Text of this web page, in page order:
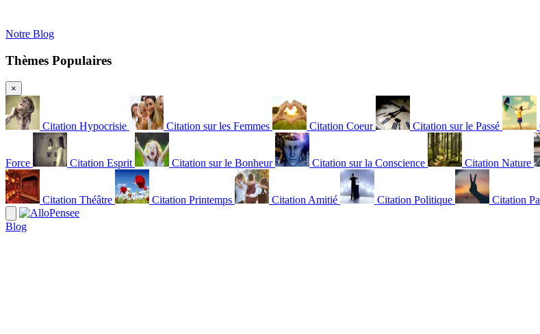
Notre Blog
Thèmes Populaires
×
Citation Hypocrisie Citation sur les Femmes Citation Coeur Citation sur le Passé
Force Citation Esprit Citation sur le Bonheur Citation sur la Conscience Citation Nature
Citation Théâtre Citation Printemps Citation Amitié Citation Politique Citation
Blog